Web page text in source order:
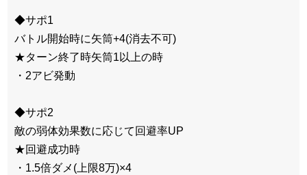
◆サポ1
バトル開始時に矢筒+4(消去不可)
★ターン終了時矢筒1以上の時
・2アビ発動
◆サポ2
敵の弱体効果数に応じて回避率UP
★回避成功時
・1.5倍ダメ(上限8万)×4